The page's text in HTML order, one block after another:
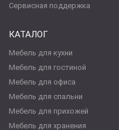
Сервисная поддержка
КАТАЛОГ
Мебель для кухни
Мебель для гостиной
Мебель для офиса
Мебель для спальни
Мебель для прихожей
Мебель для хранения